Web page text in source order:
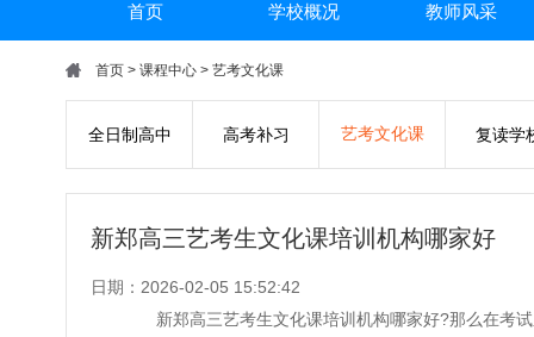
首页 学校概况 教师风采
首页 > 课程中心 > 艺考文化课
全日制高中 高考补习 艺考文化课 复读学
新郑高三艺考生文化课培训机构哪家好
日期：2026-02-05 15:52:42
新郑高三艺考生文化课培训机构哪家好?那么在考试